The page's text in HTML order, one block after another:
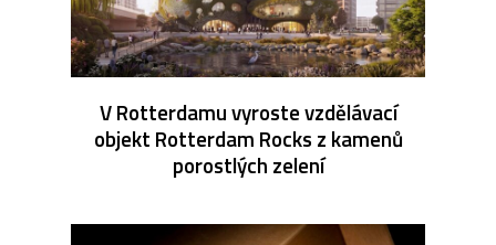
V Rotterdamu vyroste vzdělávací
objekt Rotterdam Rocks z kamenů
porostlých zelení